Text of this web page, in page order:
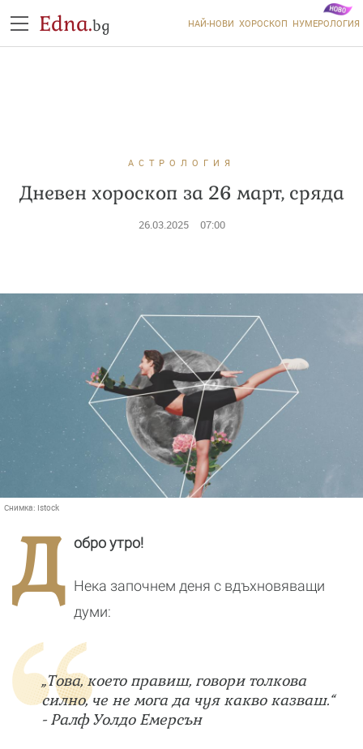
Edna.bg НАЙ-НОВИ ХОРОСКОП НУМЕРОЛОГИЯ
АСТРОЛОГИЯ
Дневен хороскоп за 26 март, сряда
26.03.2025 07:00
Снимка: Istock
Д обро утро!
Нека започнем деня с вдъхновяващи
думи:
„Това, което правиш, говори толкова
силно, че не мога да чуя какво казваш.“
- Ралф Уолдо Емерсън